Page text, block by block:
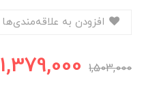
1,503,000
1,379,000